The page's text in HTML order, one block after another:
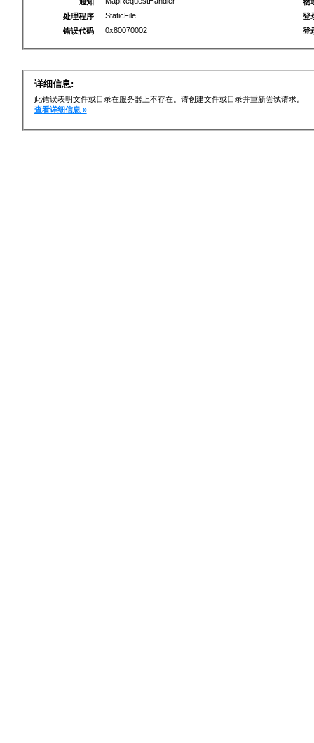
处理程序
StaticFile
错误代码
0x80070002
登
登
详细信息:
此错误表明文件或目录在服务器上不存在。请创建文件或目录并重新尝试请求。
查看详细信息 »